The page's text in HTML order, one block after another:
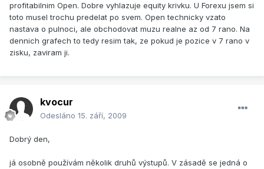
profitabilnim Open. Dobre vyhlazuje equity krivku. U Forexu jsem si
toto musel trochu predelat po svem. Open technicky vzato
nastava o pulnoci, ale obchodovat muzu realne az od 7 rano. Na
dennich grafech to tedy resim tak, ze pokud je pozice v 7 rano v
zisku, zaviram ji.
kvocur
Odesláno 15. září, 2009
Dobrý den,
já osobně používám několik druhů výstupů. V zásadě se jedná o